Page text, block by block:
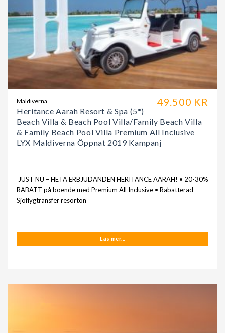
49.500 KR
Maldiverna
Heritance Aarah Resort & Spa (5*)
Beach Villa & Beach Pool Villa/Family Beach Villa
& Family Beach Pool Villa Premium All Inclusive
LYX Maldiverna Öppnat 2019 Kampanj
JUST NU – HETA ERBJUDANDEN HERITANCE AARAH! • 20-30%
RABATT på boende med Premium All Inclusive • Rabatterad
Sjöflygtransfer resortön
Läs mer...